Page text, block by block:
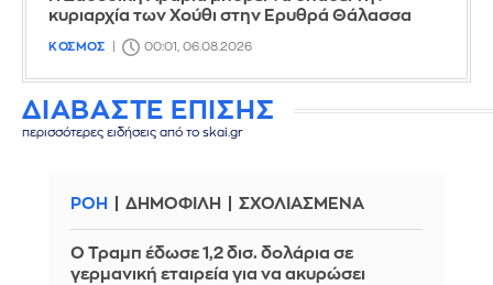
κυριαρχία των Χούθι στην Ερυθρά Θάλασσα
ΚΟΣΜΟΣ 00:01, 06.08.2026
ΔΙΑΒΑΣΤΕ ΕΠΙΣΗΣ
περισσότερες ειδήσεις από το skai.gr
ΡΟΗ ΔΗΜΟΦΙΛΗ ΣΧΟΛΙΑΣΜΕΝΑ
Ο Τραμπ έδωσε 1,2 δισ. δολάρια σε
γερμανική εταιρεία για να ακυρώσει